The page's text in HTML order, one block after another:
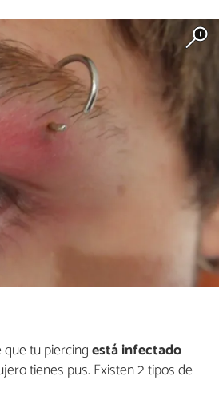
tu piercingestá infectado
tienes pus. Existen 2 tipos de